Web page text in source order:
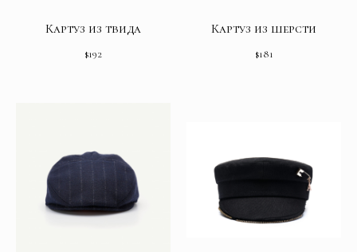
Картуз из твида
$192
Картуз из шерсти
$181